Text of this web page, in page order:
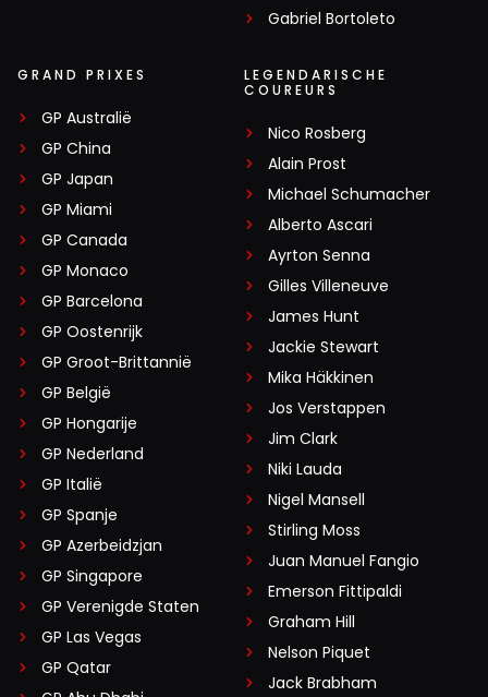
Gabriel Bortoleto
GRAND PRIXES
GP Australië
GP China
GP Japan
GP Miami
GP Canada
GP Monaco
GP Barcelona
GP Oostenrijk
GP Groot-Brittannië
GP België
GP Hongarije
GP Nederland
GP Italië
GP Spanje
GP Azerbeidzjan
GP Singapore
GP Verenigde Staten
GP Las Vegas
GP Qatar
LEGENDARISCHE
COUREURS
Nico Rosberg
Alain Prost
Michael Schumacher
Alberto Ascari
Ayrton Senna
Gilles Villeneuve
James Hunt
Jackie Stewart
Mika Häkkinen
Jos Verstappen
Jim Clark
Niki Lauda
Nigel Mansell
Stirling Moss
Juan Manuel Fangio
Emerson Fittipaldi
Graham Hill
Nelson Piquet
Jack Brabham